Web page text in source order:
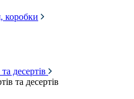
коробки
десертів
та десертів